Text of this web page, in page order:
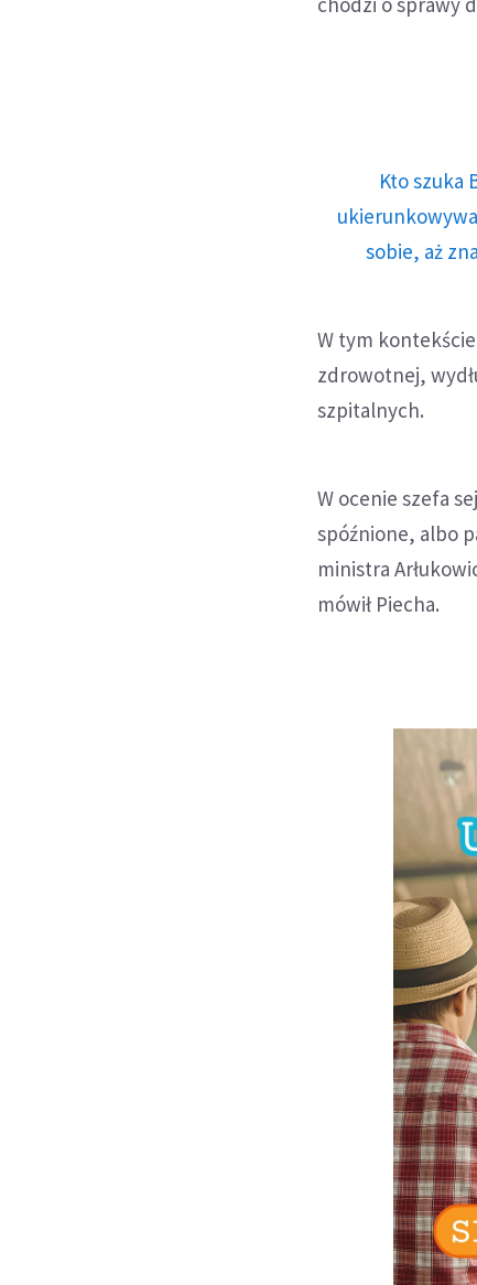
Kto szuka
sobie, aż
W tym
zdrowotnej,
szpitalnych.
W ocenie szefa
spóźnione, albo
ministra
mówił Piecha.